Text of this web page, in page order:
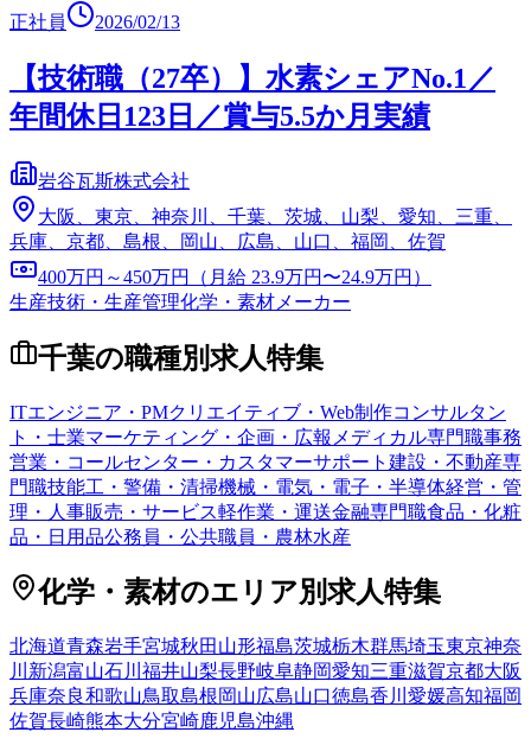
正社員 2026/02/13
【技術職（27卒）】水素シェアNo.1／
年間休日123日／賞与5.5か月実績
岩谷瓦斯株式会社
大阪、東京、神奈川、千葉、茨城、山梨、愛知、三重、
兵庫、京都、島根、岡山、広島、山口、福岡、佐賀
400万円～450万円（月給 23.9万円〜24.9万円）
生産技術・生産管理化学・素材メーカー
千葉の職種別求人特集
ITエンジニア・PMクリエイティブ・Web制作コンサルタン
ト・士業マーケティング・企画・広報 メディカル専門職事務
営業・コールセンター・カスタマーサポート 建設・不動産専
門職技能工・警備・清掃機械・電気・電子・半導体経営・管
理・人事販売・サービス軽作業・運送金融専門職食品・化粧
品・日用品公務員・公共職員・農林水産
化学・素材のエリア別求人特集
北海道青森岩手宮城秋田 山形福島茨城栃木群馬埼玉東京神奈
川 新潟富山石川 福井山梨長野岐阜静岡愛知三重滋賀京都大阪
兵庫奈良和歌山鳥取島根岡山広島山口徳島香川 愛媛高知福岡
佐賀長崎熊本大分宮崎鹿児島沖縄